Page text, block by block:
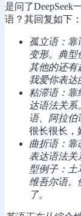
是问了DeepSeek
语？其回复如下：
孤立语：靠
变形。典型
其他的还有
我爱你表达
粘滞语：靠
达语法关系
语、阿拉伯
很长很长，
曲折语：靠
表达语法关
型例子：土
维吾尔语。
了。